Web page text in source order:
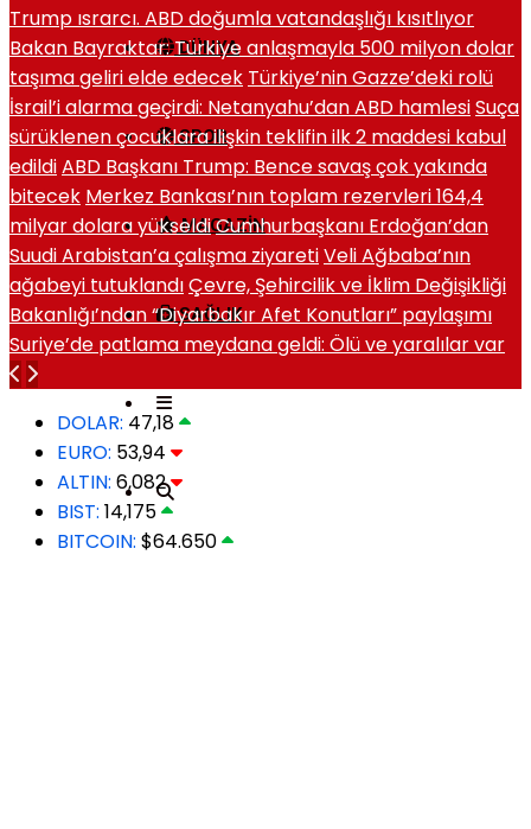
DÜNYA
SPOR
MAGAZIN
SAĞLIK
Trump ısrarcı. ABD doğumla vatandaşlığı kısıtlıyor
Bakan Bayraktar: Türkiye anlaşmayla 500 milyon dolar
taşıma geliri elde edecek Türkiye’nin Gazze’deki rolü
İsrail’i alarma geçirdi: Netanyahu’dan ABD hamlesiSuça
sürüklenen çocuklara ilişkin teklifin ilk 2 maddesi kabul
edildiABD Başkanı Trump: Bence savaş çok yakında
bitecek Merkez Bankası’nın toplam rezervleri 164,4
milyar dolara yükseldiCumhurbaşkanı Erdoğan’dan
Suudi Arabistan’a çalışma ziyaretiVeli Ağbaba’nın
ağabeyi tutuklandıÇevre, Şehircilik ve İklim Değişikliği
Bakanlığı’ndan “Diyarbakır Afet Konutları” paylaşımı
Suriye’de patlama meydana geldi: Ölü ve yaralılar var
DOLAR: 47,18
EURO: 53,94
ALTIN: 6,082
BIST: 14,175
BITCOIN: $64.650